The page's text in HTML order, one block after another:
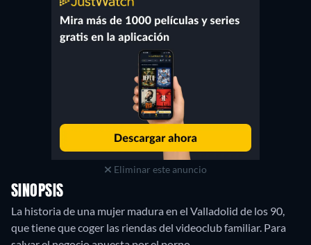
Eliminar este anuncio
SINOPSIS
La historia de una mujer madura en el Valladolid de los 90,
que tiene que coger las riendas del videoclub familiar. Para